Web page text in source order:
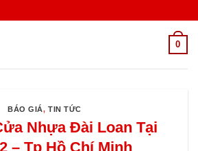
0
BÁO GIÁ,TIN TỨC
Nhựa Đài Loan Tại
– Tp Hồ Chí Minh